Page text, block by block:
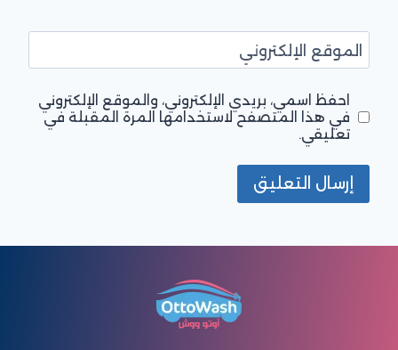
الموقع الإلكتروني
احفظ اسمي، بريدي الإلكتروني، والموقع الإلكتروني
في هذا المتصفح لاستخدامها المرة المقبلة في
تعليقي.